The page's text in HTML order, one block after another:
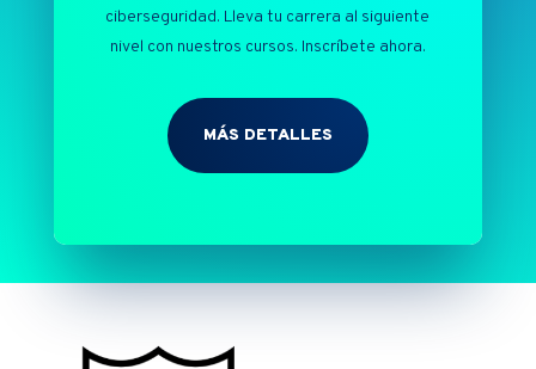
ciberseguridad. Lleva tu carrera al siguiente
nivel con nuestros cursos. Inscríbete ahora.
MÁS DETALLES